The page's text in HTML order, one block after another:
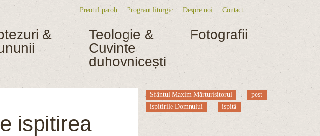
Meniu secundar
Preotul paroh Program liturgic Despre noi Contact
&
Teologie &
Cuvinte
duhovnicești
Fotografii
ispitirea
Sfântul Maxim Mărturisitorul
post
ispitirile Domnului
ispită